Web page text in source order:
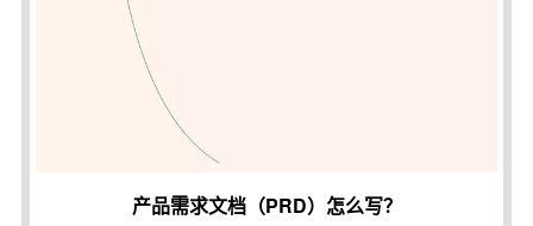
产品需求文档（PRD）怎么写？